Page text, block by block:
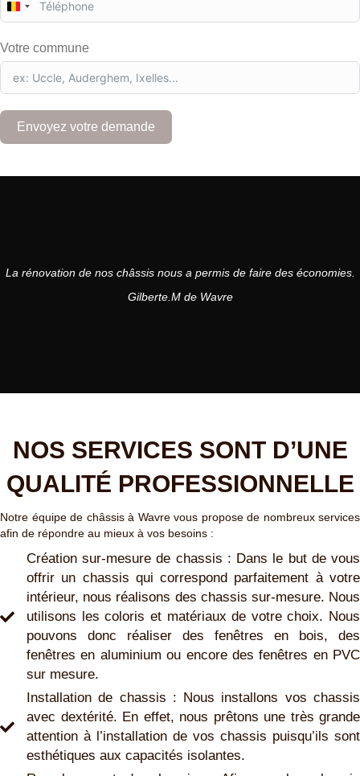
B
e
g
u
3
2
Votre commune
Envoyez votre demande
La rénovation de nos châssis nous a permis de faire des économies.
Gilberte.M de Wavre
NOS SERVICES SONT D’UNE
QUALITÉ PROFESSIONNELLE
Notre équipe de châssis à Wavre vous propose de nombreux services
afin de répondre au mieux à vos besoins :
Création sur-mesure de chassis : Dans le but de vous
offrir un chassis qui correspond parfaitement à votre
intérieur, nous réalisons des chassis sur-mesure. Nous
utilisons les coloris et matériaux de votre choix. Nous
pouvons donc réaliser des fenêtres en bois, des
fenêtres en aluminium ou encore des fenêtres en PVC
sur mesure.
Installation de chassis : Nous installons vos chassis
avec dextérité. En effet, nous prêtons une très grande
attention à l’installation de vos chassis puisqu’ils sont
esthétiques aux capacités isolantes.